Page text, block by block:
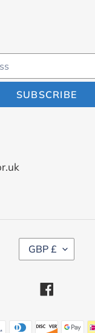
SUBSCRIBE
C
U
C
GBP £
Facebook
Payment